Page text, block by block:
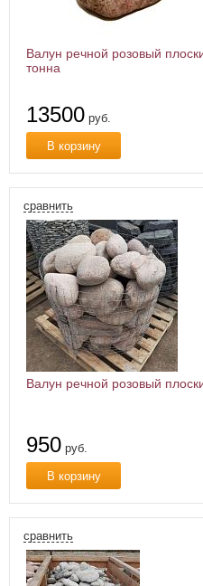
Валун речной розовый
тонна
13500 руб.
В корзину
сравнить
Валун речной розовый
950 руб.
В корзину
сравнить